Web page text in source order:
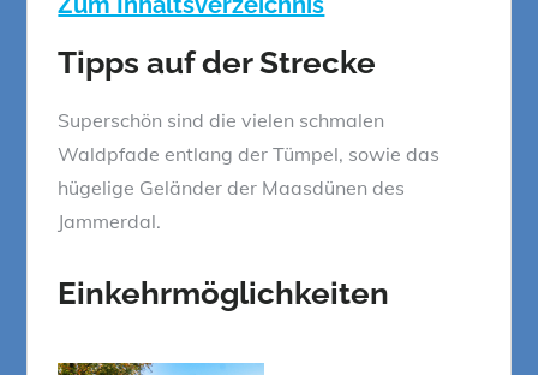
Tipps auf der Strecke
Superschön sind die vielen schmalen
Waldpfade entlang der Tümpel, sowie das
hügelige Geländer der Maasdünen des
Jammerdal.
Einkehrmöglichkeiten